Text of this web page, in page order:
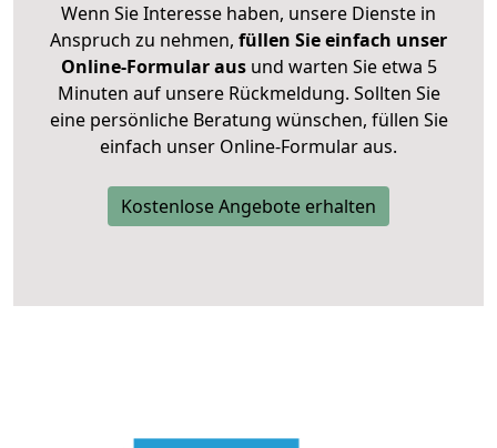
Wenn Sie Interesse haben, unsere Dienste in
Anspruch zu nehmen, füllen Sie einfach unser
Online-Formular ausund warten Sie etwa 5
Minuten auf unsere Rückmeldung. Sollten Sie
eine persönliche Beratung wünschen, füllen Sie
einfach unser Online-Formular aus.
Kostenlose Angebote erhalten